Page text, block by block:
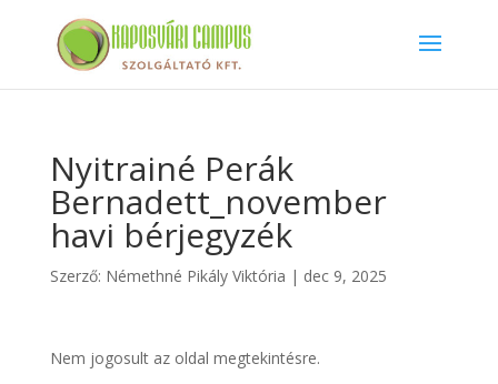
Nyitrainé Perák
Bernadett_november
havi bérjegyzék
Szerző: Némethné Pikály Viktória | dec 9, 2025
Nem jogosult az oldal megtekintésre.